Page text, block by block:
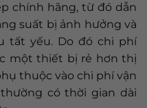
chính hãng, từ đó dẫn
suất bị ảnh hưởng và
tất yếu. Do đó chi phí
một thiết bị rẻ hơn thị
thuộc vào chi phí vận
có thời gian dài